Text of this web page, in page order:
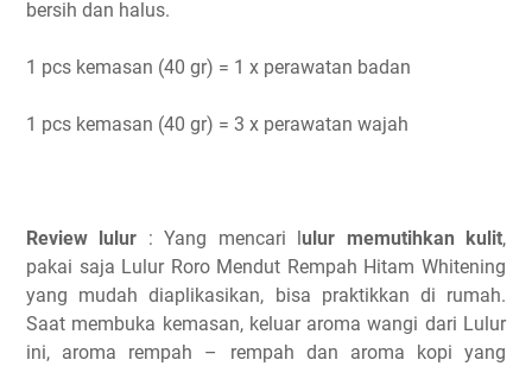
bersih dan halus.
1 pcs kemasan (40 gr) = 1 x perawatan badan
1 pcs kemasan (40 gr) = 3 x perawatan wajah
Review lulur : Yang mencari lulur memutihkan kulit,
pakai saja Lulur Roro Mendut Rempah Hitam Whitening
yang mudah diaplikasikan, bisa praktikkan di rumah.
Saat membuka kemasan, keluar aroma wangi dari Lulur
ini, aroma rempah – rempah dan aroma kopi yang